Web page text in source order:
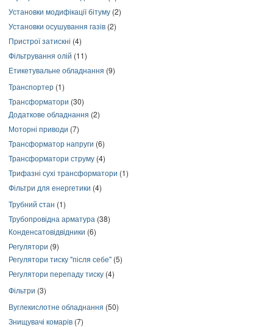
Установки модифікації бітуму (2)
Установки осушування газів (2)
Пристрої затискні (4)
Фільтрування олій (11)
Етикетувальне обладнання (9)
Транспортер (1)
Трансформатори (30)
Додаткове обладнання (2)
Моторні приводи (7)
Трансформатор напруги (6)
Трансформатори струму (4)
Трифазні сухі трансформатори (1)
Фільтри для енергетики (4)
Трубний стан (1)
Трубопровідна арматура (38)
Конденсатовідвідники (6)
Регулятори (9)
Регулятори тиску "після себе" (5)
Регулятори перепаду тиску (4)
Фільтри (3)
Вуглекислотне обладнання (50)
Знищувачі комарів (7)